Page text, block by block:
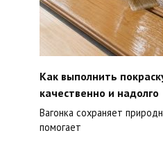
Как выполнить
качественно и надолго
Вагонка сохраняет
помогает